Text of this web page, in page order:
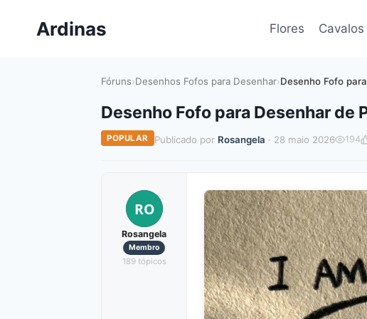
Ardinas Flores Cavalos
Fóruns›Desenhos Fofos para Desenhar›Desenho Fofo
Desenho Fofo para Desenhar de
POPULAR Publicado por Rosangela · 28 maio 2026 194
RO
Rosangela
Membro
189 tópicos